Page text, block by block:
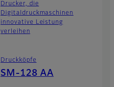
Drucker, die
Digitaldruckmaschinen
innovative Leistung
verleihen
Druckköpfe
SM-128 AA